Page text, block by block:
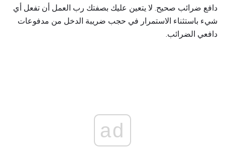
دافع ضرائب صحيح. لا يتعين عليك بصفتك رب العمل أن تفعل أي
شيء باستثناء الاستمرار في حجب ضريبة الدخل من مدفوعات
دافعي الضرائب.
ad